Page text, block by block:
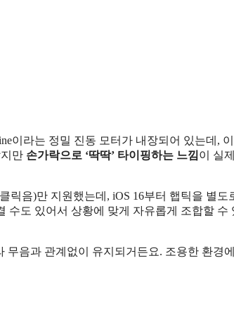
이라는 정밀 진동 모터가 내장되어 있는데,
만 손가락으로 ‘딱딱’ 타이핑하는 느낌이 실
릭음)만 지원했는데, iOS 16부터 햅틱을 별도
수도 있어서 상황에 맞게 자유롭게 조합할 수
무음과 관계없이 유지되거든요. 조용한 환경